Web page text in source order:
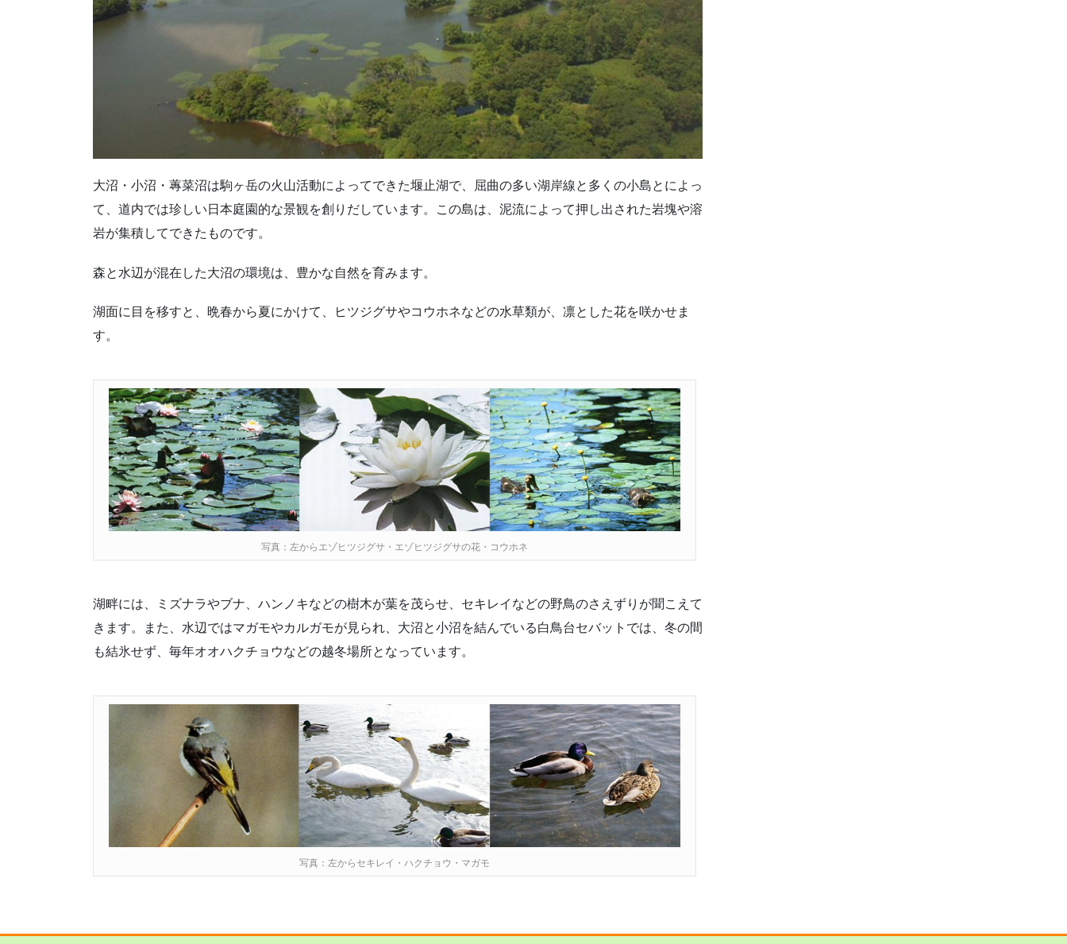
大沼・小沼・蓴菜沼は駒ヶ岳の火山活動によってできた堰止湖で、屈曲の多い湖岸線と多くの小島とによっ
て、道内では珍しい日本庭園的な景観を創りだしています。この島は、泥流によって押し出された岩塊や溶
岩が集積してできたものです。
森と水辺が混在した大沼の環境は、豊かな自然を育みます。
湖面に目を移すと、晩春から夏にかけて、ヒツジグサやコウホネなどの水草類が、凛とした花を咲かせま
す。
写真：左からエゾヒツジグサ・エゾヒツジグサの花・コウホネ
湖畔には、ミズナラやブナ、ハンノキなどの樹木が葉を茂らせ、セキレイなどの野鳥のさえずりが聞こえて
きます。また、水辺ではマガモやカルガモが見られ、大沼と小沼を結んでいる白鳥台セバットでは、冬の間
も結氷せず、毎年オオハクチョウなどの越冬場所となっています。
写真：左からセキレイ・ハクチョウ・マガモ